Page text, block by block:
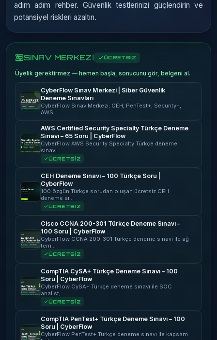
adım adım rehber. Güvenlik testlerinizi güçlendirin ve
potansiyel riskleri azaltın.
SINAV MERKEZİ ÜCRETSİZ
Üyelik gerektirmez — hemen başla, sonucunu gör, belgeni al.
CyberFlow Sınav Merkezi | Siber Güvenlik
Deneme Sınavları
CyberFlow Sınav Merkezi; CEH, PenTest+, Security+,
AWS…
AWS Certified Security Specialty Türkçe Deneme
Sınavı – 65 Soru | CyberFlow
CyberFlow AWS Security Specialty Türkçe deneme
sınavı…
ÜCRETSİZ
CEH Deneme Sınavı – 100 Türkçe Soru |
CyberFlow
100 özgün Türkçe sorudan oluşan ücretsiz CEH
deneme sı…
ÜCRETSİZ
Cisco CCNA 200-301 Türkçe Deneme Sınavı –
100 Soru | CyberFlow
CyberFlow CCNA 200-301 Türkçe deneme sınavı ile ağ
tem…
ÜCRETSİZ
CompTIA CySA+ Türkçe Deneme Sınavı – 100
Soru | CyberFlow
CyberFlow CySA+ Türkçe deneme sınavı ile SOC
analist,…
ÜCRETSİZ
CompTIA PenTest+ Türkçe Deneme Sınavı – 100
Soru | CyberFlow
CyberFlow PenTest+ Türkçe deneme sınavı ile kapsam